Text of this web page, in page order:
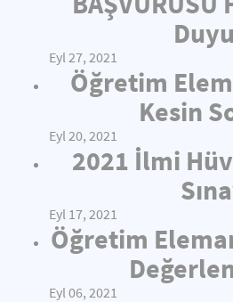
Eyl 27, 2021
Öğretim
Kesin
Eyl 20, 2021
2021 İlmi
Eyl 17, 2021
Öğretim
Eyl 06, 2021